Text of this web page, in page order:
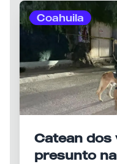
Coahuila
Catean dos
presunto